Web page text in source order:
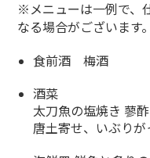
※メニューは一例で、
なる場合がございます
食前酒 梅酒
酒菜
太刀魚の塩焼き 蓼
唐土寄せ、いぶりが